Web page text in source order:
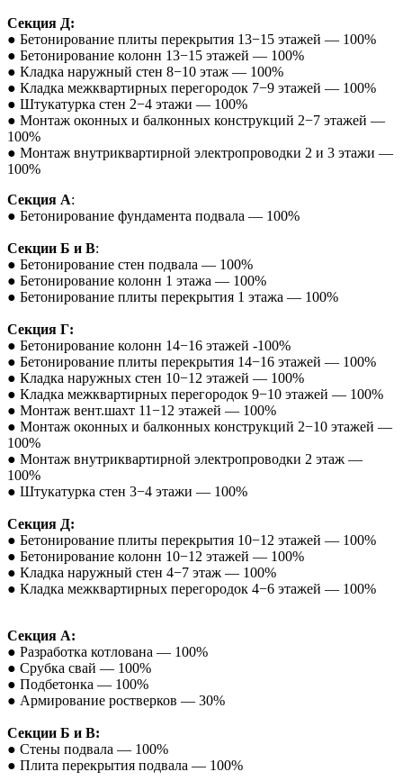
Секция Д:
● Бетонирование плиты перекрытия 13−15 этажей — 100%
● Бетонирование колонн 13−15 этажей — 100%
● Кладка наружный стен 8−10 этаж — 100%
● Кладка межквартирных перегородок 7−9 этажей — 100%
● Штукатурка стен 2−4 этажи — 100%
● Монтаж оконных и балконных конструкций 2−7 этажей —
100%
● Монтаж внутриквартирной электропроводки 2 и 3 этажи —
100%
Секция А:
● Бетонирование фундамента подвала — 100%
Секции Б и В:
● Бетонирование стен подвала — 100%
● Бетонирование колонн 1 этажа — 100%
● Бетонирование плиты перекрытия 1 этажа — 100%
Секция Г:
● Бетонирование колонн 14−16 этажей -100%
● Бетонирование плиты перекрытия 14−16 этажей — 100%
● Кладка наружных стен 10−12 этажей — 100%
● Кладка межквартирных перегородок 9−10 этажей — 100%
● Монтаж вент.шахт 11−12 этажей — 100%
● Монтаж оконных и балконных конструкций 2−10 этажей —
100%
● Монтаж внутриквартирной электропроводки 2 этаж —
100%
● Штукатурка стен 3−4 этажи — 100%
Секция Д:
● Бетонирование плиты перекрытия 10−12 этажей — 100%
● Бетонирование колонн 10−12 этажей — 100%
● Кладка наружный стен 4−7 этаж — 100%
● Кладка межквартирных перегородок 4−6 этажей — 100%
Секция А:
● Разработка котлована — 100%
● Срубка свай — 100%
● Подбетонка — 100%
● Армирование ростверков — 30%
Секции Б и В:
● Стены подвала — 100%
● Плита перекрытия подвала — 100%